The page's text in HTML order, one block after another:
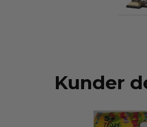
Kunder